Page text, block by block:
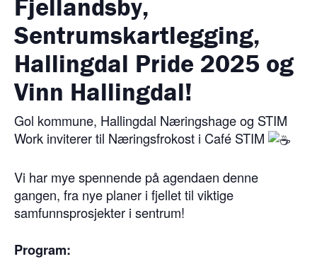
Sentrumskartlegging,
Hallingdal Pride 2025 og
Vinn Hallingdal!
Gol kommune, Hallingdal Næringshage og STIM
Work inviterer til Næringsfrokost i Café STIM
Vi har mye spennende på agendaen denne
gangen, fra nye planer i fjellet til viktige
samfunnsprosjekter i sentrum!
Program: